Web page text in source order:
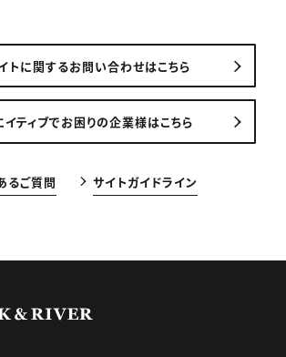
トに関するお問い合わせはこちら
イティブでお困りの企業様はこちら
るご質問 サイトガイドライン